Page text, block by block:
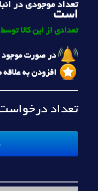
تعداد موجودی در
است
تعدادی از این کالا
در صورت موجود
افزودن به علاقه
تعداد